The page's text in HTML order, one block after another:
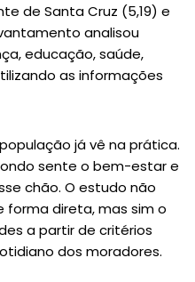
de Santa Cruz (5,19) e
analisou
educação, saúde,
as informações
já vê na prática.
sente o bem-estar e
chão. O estudo não
forma direta, mas sim o
a partir de critérios
dos moradores.